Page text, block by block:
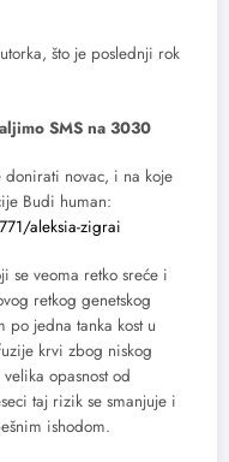
što je poslednji rok
SMS na 3030
donirati novac, i na koje
Budi human:
aleksia-zigrai
se veoma retko sreće i
retkog genetskog
po jedna tanka kost u
krvi zbog niskog
opasnost od
taj rizik se smanjuje i
ishodom.